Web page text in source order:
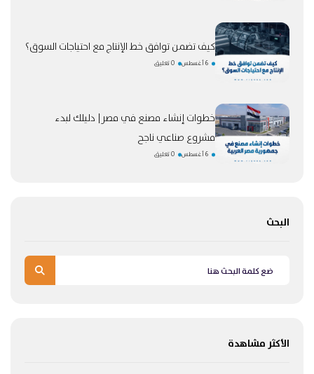
كيف تضمن توافق خط الإنتاج مع احتياجات السوق؟
6 أغسطس 0 تعليق
خطوات إنشاء مصنع في مصر| دليلك لبدء
مشروع صناعي ناجح
6 أغسطس 0 تعليق
البحث
الأكثر مشاهدة